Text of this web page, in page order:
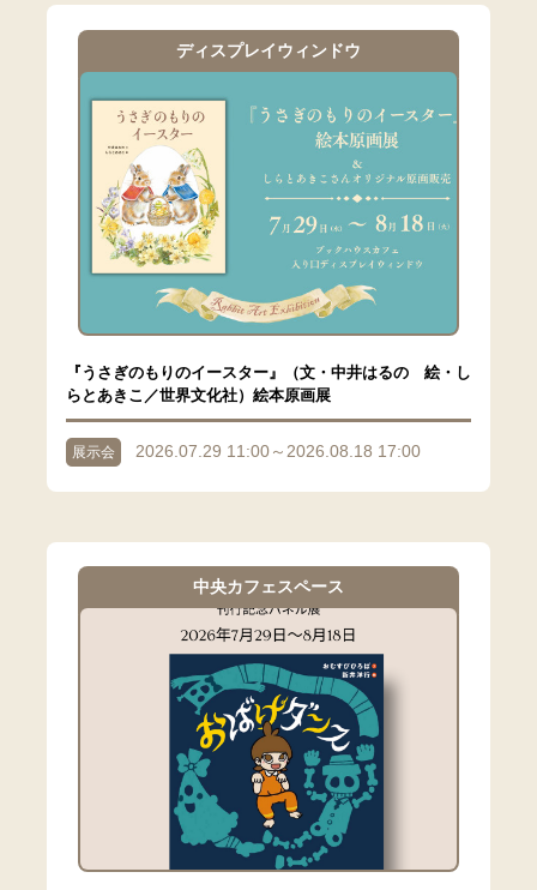
ディスプレイウィンドウ
『うさぎのもりのイースター』（文・中井はるの 絵・し
らとあきこ／世界文化社）絵本原画展
展示会 2026.07.29 11:00～2026.08.18 17:00
中央カフェスペース